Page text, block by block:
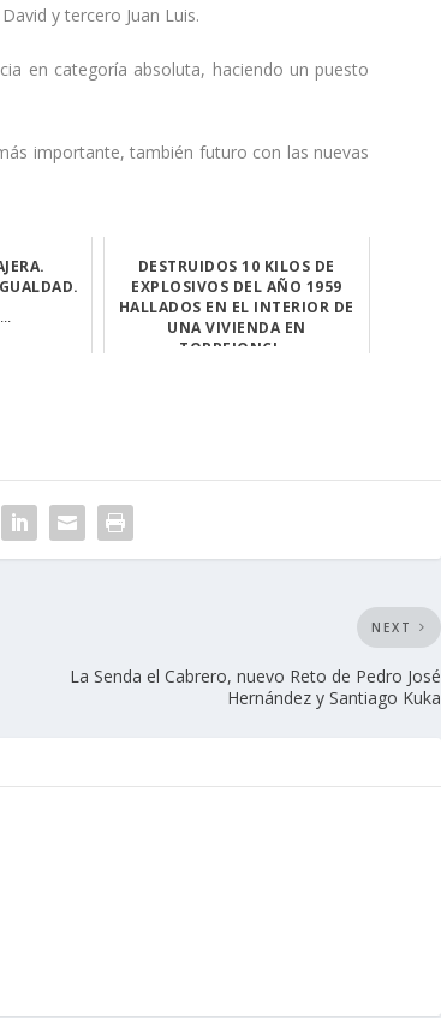
y tercero Juan Luis.
en categoría absoluta, haciendo un puesto
importante, también futuro con las nuevas
DESTRUIDOS 10 KILOS DE
EXPLOSIVOS DEL AÑO 1959
HALLADOS EN EL INTERIOR DE
UNA VIVIENDA EN
TORREJONCI...
NEXT
La Senda el Cabrero, nuevo Reto de Pedro José
Hernández y Santiago Kuka